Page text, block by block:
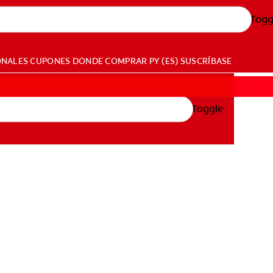
CUPONES DONDE COMPRAR PY (ES) SUSCRÍBASE
Toggle